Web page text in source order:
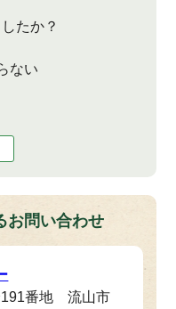
たか？
ない
お問い合わせ
191番地 流山市